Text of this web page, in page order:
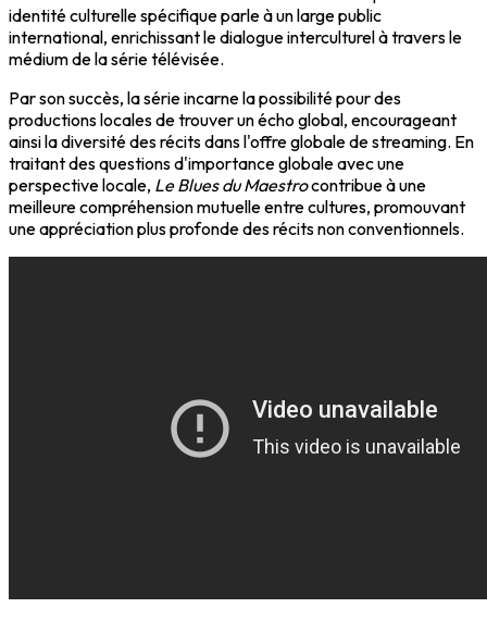
identité culturelle spécifique parle à un large public
international, enrichissant le dialogue interculturel à travers le
médium de la série télévisée.
Par son succès, la série incarne la possibilité pour des
productions locales de trouver un écho global, encourageant
ainsi la diversité des récits dans l'offre globale de streaming. En
traitant des questions d'importance globale avec une
perspective locale, Le Blues du Maestrocontribue à une
meilleure compréhension mutuelle entre cultures, promouvant
une appréciation plus profonde des récits non conventionnels.